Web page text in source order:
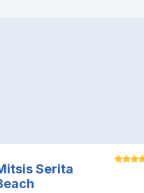
Serita